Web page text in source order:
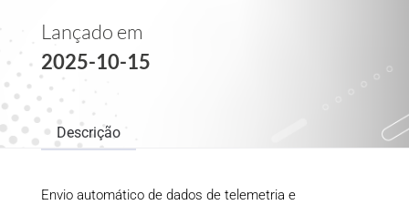
Lançado em
2025-10-15
Descrição
Envio automático de dados de telemetria e